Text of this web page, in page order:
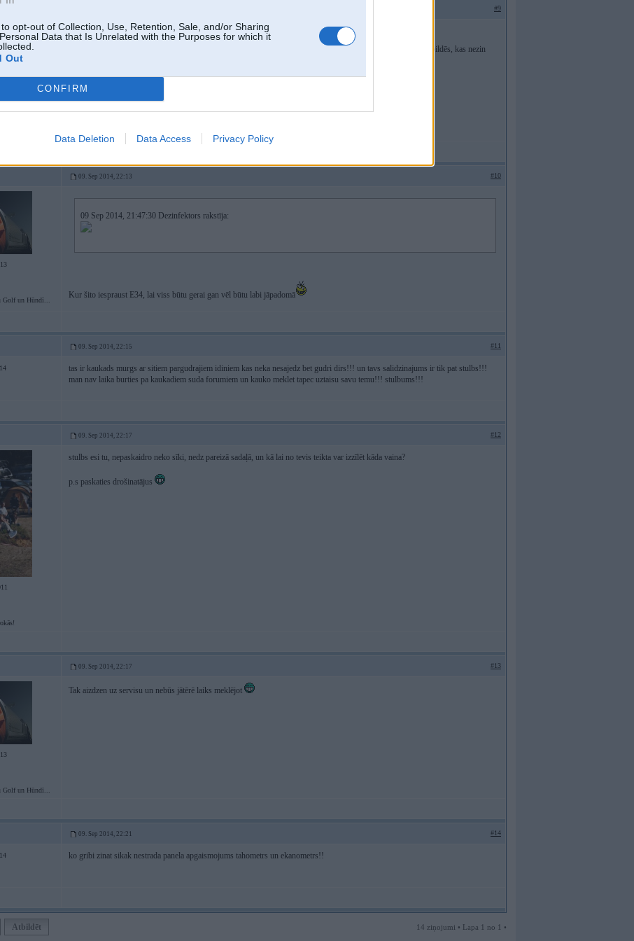
opt-out of Collection, Use, Retention, Sale, and/or Sharing
Data that Is Unrelated with the Purposes for which it
Out
CONFIRM
Data Deletion Data Access Privacy Policy
#9
Tu pie daktera ejot arī noliec kluci gaitenī un prasi, lai dakters pastāsta kādas kaites redz?
VISOS pasaules forumos ir sadaļas, kurās var droši uzdot jautājumu, kas interesē tur arī tie, kas kaut ko zin atbildēs, kas nezin
09. Sep 2014, 22:13 #10
Golf un Hūndī...
09 Sep 2014, 21:47:30 Dezinfektors rakstīja:
Kur šito iespraust E34, lai viss būtu gerai gan vēl būtu labi jāpadomā
09. Sep 2014, 22:15 #11
tas ir kaukads murgs ar sitiem pargudrajiem idiniem kas neka nesajedz bet gudri dirs!!! un tavs salidzinajums ir tik pat stulbs!!!
man nav laika burties pa kaukadiem suda forumiem un kauko meklet tapec uztaisu savu temu!!! stulbums!!!
09. Sep 2014, 22:17 #12
stulbs esi tu, nepaskaidro neko sīki, nedz pareizā sadaļā, un kā lai no tevis teikta var izzīlēt kāda vaina?
p.s paskaties drošinatājus
09. Sep 2014, 22:17 #13
Golf un Hūndī...
Tak aizdzen uz servisu un nebūs jātērē laiks meklējot
09. Sep 2014, 22:21 #14
ko gribi zinat sikak nestrada panela apgaismojums tahometrs un ekanometrs!!
Atbildēt 14 ziņojumi • Lapa 1 no 1 •